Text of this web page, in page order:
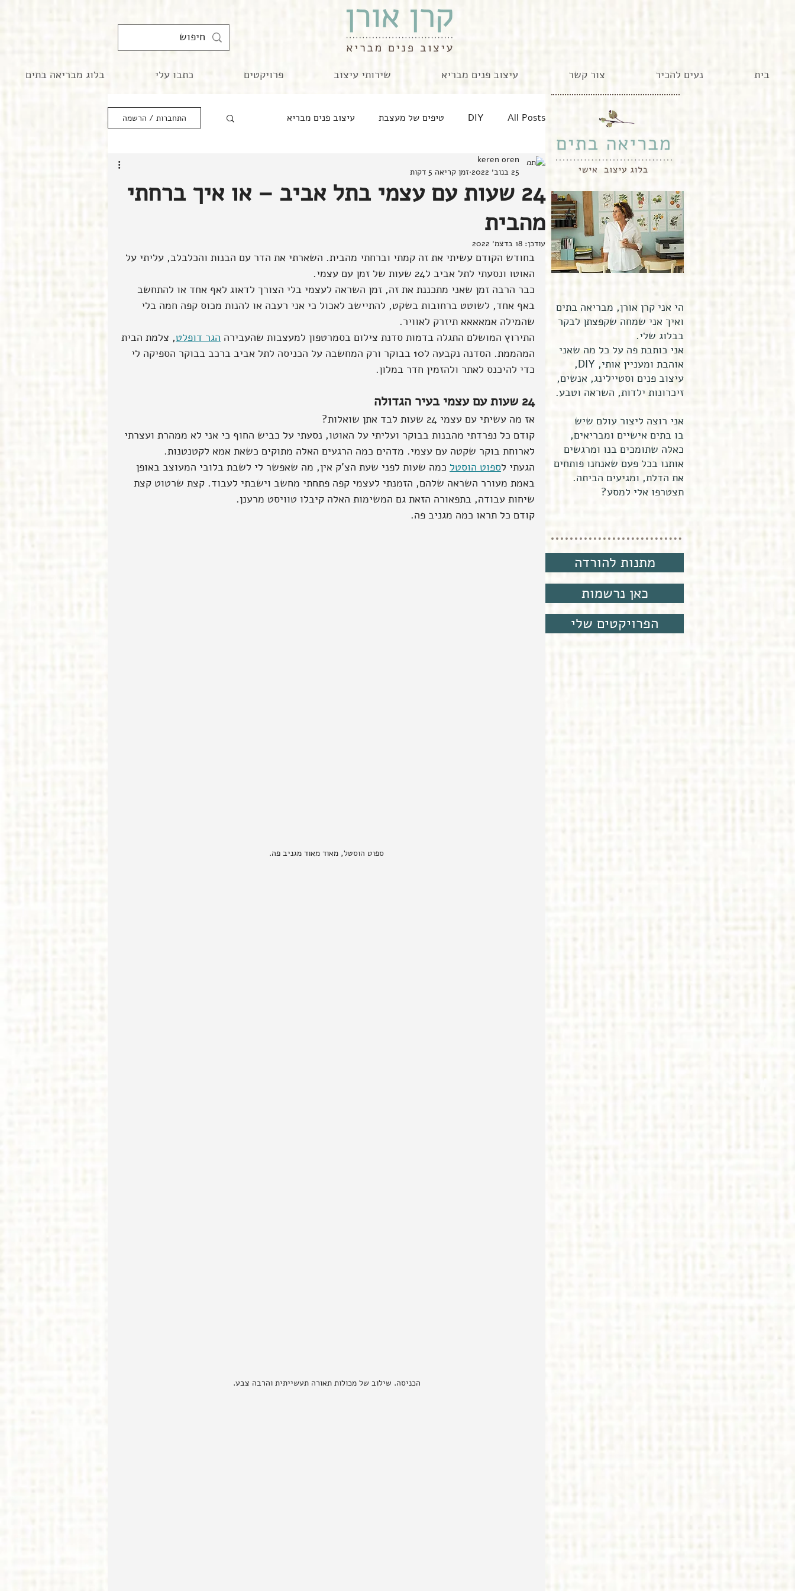
בית נעים להכיר צור קשר עיצוב פנים מבריא שירותי עיצוב פרויקטים כתבו עלי בלוג מבריאה בתים
All Posts
DIY טיפים של מעצבת עיצוב פנים מבריא
בית רגש בלוג
יוצרות זיכרונות
התחברות / הרשמה
24 שעות עם עצמי בתל אביב – או איך ברחתי
מהבית
keren oren
25 בנוב׳ 2022
זמן קריאה 5 דקות
עודכן: 18 בדצמ׳ 2022
בחודש הקודם עשיתי את זה קמתי וברחתי מהבית. השארתי את הדר עם הבנות והכלבלב, עליתי על
האוטו ונסעתי לתל אביב ל24 שעות של זמן עם עצמי.
כבר הרבה זמן שאני מתכננת את זה, זמן השראה לעצמי בלי הצורך לדאוג לאף אחד או להתחשב
באף אחד, לשוטט ברחובות בשקט, להתיישב לאכול כי אני רעבה או להנות מכוס קפה חמה בלי
שהמילה אמאאאא תיזרק לאוויר.
התירוץ המושלם התגלה בדמות סדנת צילום בסמרטפון למעצבות שהעבירה הגר דופלט, צלמת הבית
המהממת. הסדנה נקבעה ל10 בבוקר ורק המחשבה על הכניסה לתל אביב ברכב בבוקר הספיקה לי
כדי להיכנס לאתר ולהזמין חדר במלון.
24 שעות עם עצמי בעיר הגדולה
אז מה עשיתי עם עצמי 24 שעות לבד אתן שואלות?
קודם כל נפרדתי מהבנות בבוקר ועליתי על האוטו, נסעתי על כביש החוף כי אני לא ממהרת ועצרתי
לארוחת בוקר שקטה עם עצמי. מדהים כמה הרגעים האלה מתוקים כשאת אמא לקטנטנות.
הגעתי לספוט הוסטל כמה שעות לפני שעת הצ'ק אין, מה שאפשר לי לשבת בלובי המעוצב באופן
באמת מעורר השראה שלהם, הזמנתי לעצמי קפה פתחתי מחשב וישבתי לעבוד. קצת שרטוט קצת
שיחות עבודה, בתפאורה הזאת גם המשימות האלה קיבלו טוויסט מרענן.
קודם כל תראו כמה מגניב פה.
ספוט הוסטל, מאוד מאוד מגניב פה.
הכניסה. שילוב של מכולות תאורה תעשייתית והרבה צבע.
הי אני קרן אורן, מבריאה בתים
ואיך אני שמחה שקפצתן לבקר
בבלוג שלי.
אני כותבת פה על כל מה שאני
אוהבת ומעניין אותי, DIY,
עיצוב פנים וסטיילינג, אנשים,
זיכרונות ילדות, השראה וטבע.
אני רוצה ליצור עולם שיש
בו בתים אישיים ומבריאים,
כאלה שתומכים בנו ומרגשים
אותנו בכל פעם שאנחנו פותחים
את הדלת, ומגיעים הביתה.
תצטרפו אלי למסע?
מתנות להורדה
כאן נרשמות
הפרויקטים שלי